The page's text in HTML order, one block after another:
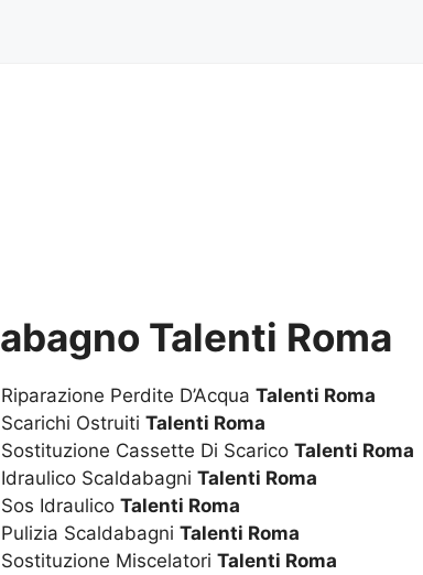
Talenti Roma
Riparazione Perdite D’AcquaTalenti Roma
Scarichi OstruitiTalenti Roma
Sostituzione Cassette Di ScaricoTalenti Roma
Idraulico ScaldabagniTalenti Roma
Sos IdraulicoTalenti Roma
Pulizia ScaldabagniTalenti Roma
Sostituzione MiscelatoriTalenti Roma